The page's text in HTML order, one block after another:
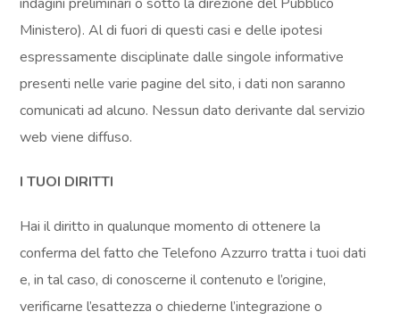
Ministero). Al di fuori di questi casi e delle ipotesi
espressamente disciplinate dalle singole informative
presenti nelle varie pagine del sito, i dati non saranno
comunicati ad alcuno. Nessun dato derivante dal servizio
web viene diffuso.
I TUOI DIRITTI
Hai il diritto in qualunque momento di ottenere la
conferma del fatto che Telefono Azzurro tratta i tuoi dati
e, in tal caso, di conoscerne il contenuto e l’origine,
verificarne l’esattezza o chiederne l’integrazione o